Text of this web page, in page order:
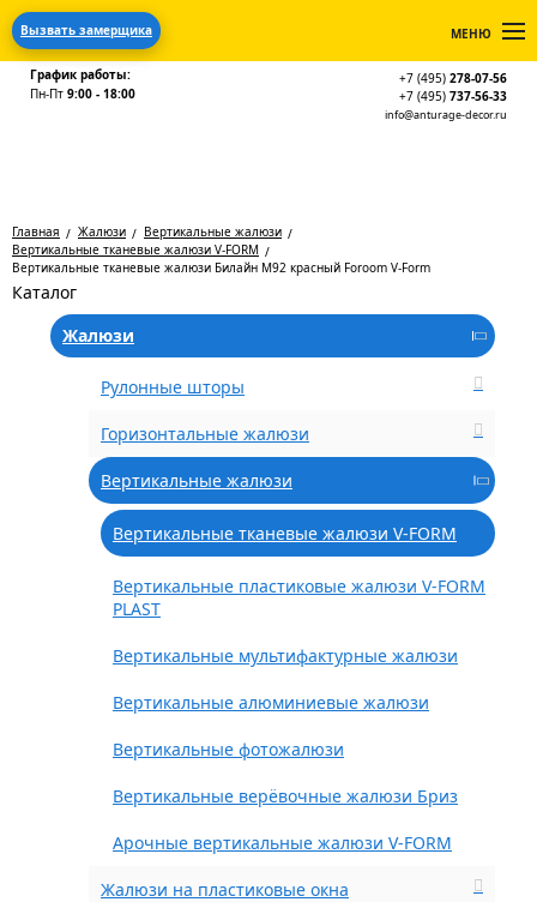
Вызвать замерщика МЕНЮ
График работы:
Пн-Пт 9:00 - 18:00
+7 (495) 278-07-56
+7 (495) 737-56-33
info@anturage-decor.ru
Главная Жалюзи
Вертикальные жалюзи
Вертикальные тканевые жалюзи V-FORM
Вертикальные тканевые жалюзи Билайн М92 красный Foroom V-Form
Каталог
Жалюзи
Рулонные шторы
Горизонтальные жалюзи
Вертикальные жалюзи
Вертикальные тканевые жалюзи V-FORM
Вертикальные пластиковые жалюзи V-FORM
PLAST
Вертикальные мультифактурные жалюзи
Вертикальные алюминиевые жалюзи
Вертикальные фотожалюзи
Вертикальные верёвочные жалюзи Бриз
Арочные вертикальные жалюзи V-FORM
Жалюзи на пластиковые окна